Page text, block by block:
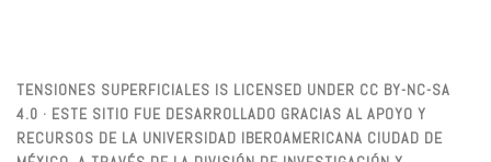
TENSIONES SUPERFICIALES IS LICENSED UNDER CC BY-NC-SA
4.0 · ESTE SITIO FUE DESARROLLADO GRACIAS AL APOYO Y
RECURSOS DE LA UNIVERSIDAD IBEROAMERICANA CIUDAD DE